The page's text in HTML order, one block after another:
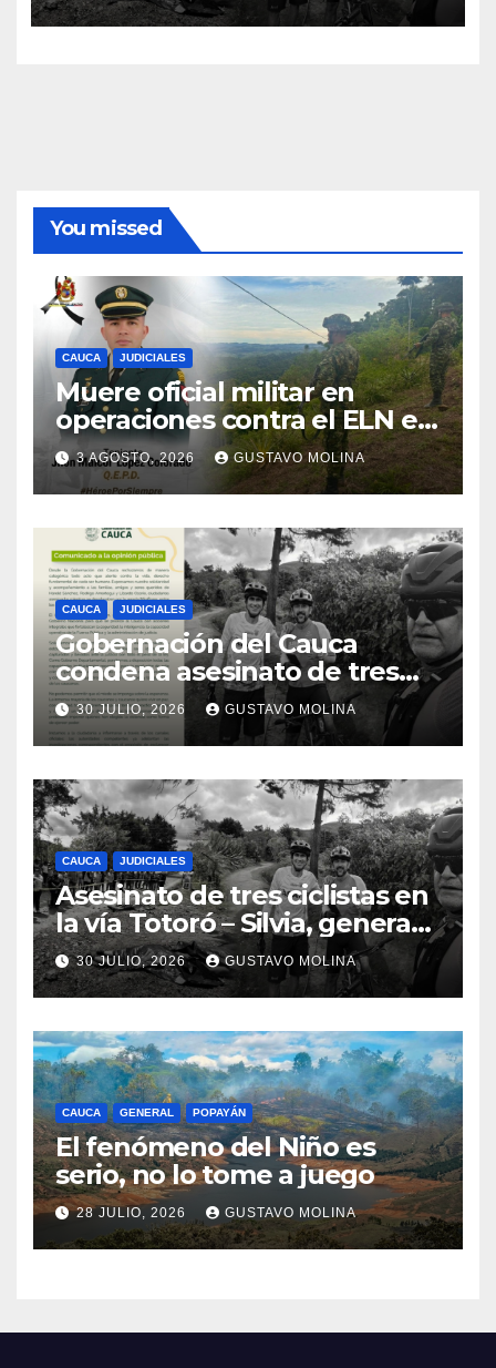
You missed
CAUCA JUDICIALES
Muere oficial militar en
operaciones contra el ELN en
el sur del Cauca
3 AGOSTO, 2026 GUSTAVO MOLINA
CAUCA JUDICIALES
Gobernación del Cauca
condena asesinato de tres
ciudadanos y exige medidas
urgentes al Gobierno
Nacional
30 JULIO, 2026 GUSTAVO MOLINA
CAUCA JUDICIALES
Asesinato de tres ciclistas en
la vía Totoró – Silvia, genera
consternación en el Cauca
30 JULIO, 2026 GUSTAVO MOLINA
CAUCA GENERAL POPAYÁN
El fenómeno del Niño es
serio, no lo tome a juego
28 JULIO, 2026 GUSTAVO MOLINA